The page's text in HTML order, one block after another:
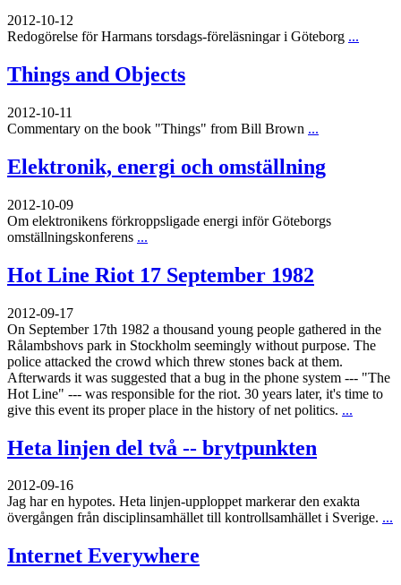
2012-10-12
Redogörelse för Harmans torsdags-föreläsningar i Göteborg ...
Things and Objects
2012-10-11
Commentary on the book "Things" from Bill Brown ...
Elektronik, energi och omställning
2012-10-09
Om elektronikens förkroppsligade energi inför Göteborgs
omställningskonferens ...
Hot Line Riot 17 September 1982
2012-09-17
On September 17th 1982 a thousand young people gathered in the
Rålambshovs park in Stockholm seemingly without purpose. The
police attacked the crowd which threw stones back at them.
Afterwards it was suggested that a bug in the phone system --- "The
Hot Line" --- was responsible for the riot. 30 years later, it's time to
give this event its proper place in the history of net politics. ...
Heta linjen del två -- brytpunkten
2012-09-16
Jag har en hypotes. Heta linjen-upploppet markerar den exakta
övergången från disciplinsamhället till kontrollsamhället i Sverige. ...
Internet Everywhere